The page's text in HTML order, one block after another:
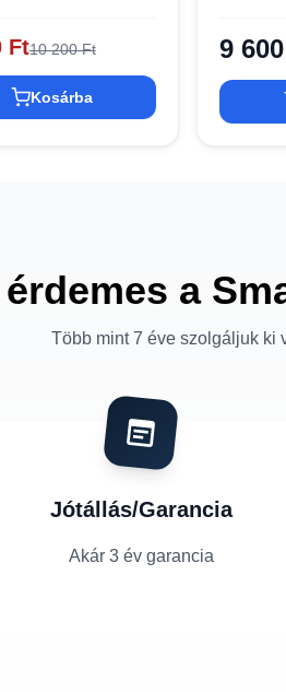
Ft10 200 Ft
Kosárba
9
a
Több mint 7 éve szolgáljuk ki
Jótállás/Garancia
Akár 3 év garancia